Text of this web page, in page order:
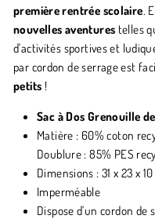
première rentrée scolaire.
nouvelles aventures telles
d'activités sportives et
par cordon de serrage est
petits !
Sac à Dos Grenouille
Matière : 60% coton
Doublure : 85% PES
Dimensions : 31 x 23 x
Imperméable
Dispose d'un cordon de